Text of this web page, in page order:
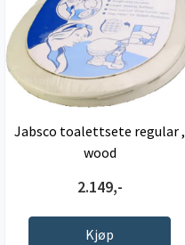
Jabsco toalettsete regular ,
wood
2.149,-
Kjøp